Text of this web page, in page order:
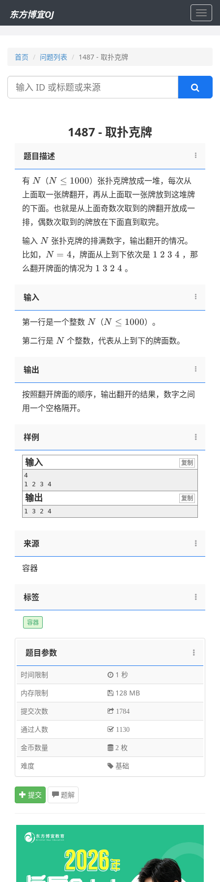
东方博宜OJ
首页 问题列表 1487 - 取扑克牌
搜
1487 - 取扑克牌
题目描述
有 N
N （N
\le
1000
N ≤ 1000）张扑克牌放成一堆，每次从
上面取一张牌翻开，再从上面取一张牌放到这堆牌
的下面。也就是从上面奇数次取到的牌翻开放成一
排，偶数次取到的牌放在下面直到取完。
输入 N
N 张扑克牌的排满数字，输出翻开的情况。
比如，
N=4
N = 4，牌面从上到下依次是 1
1 2
2 3
3 4
4 ，那
么翻开牌面的情况为 1
1 3
3 2
2 4
4 。
输入
第一行是一个整数 N
N （N
1000
N ≤ 1000）。
第二行是 N
N 个整数，代表从上到下的牌面数。
输出
按照翻开牌面的顺序，输出翻开的结果，数字之间
用一个空格隔开。
样例
输入
复制
4
1 2 3 4
输出
复制
1 3 2 4
来源
容器
标签
容器
题目参数
时间限制
1 秒
内存限制
128 MB
提交次数
1784
通过人数 1130
金币数量 2 枚
难度 基础
提交 题解